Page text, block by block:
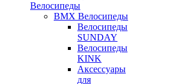
Велосипеды
BMX Велосипеды
Велосипеды
SUNDAY
Велосипеды
KINK
Аксессуары
для